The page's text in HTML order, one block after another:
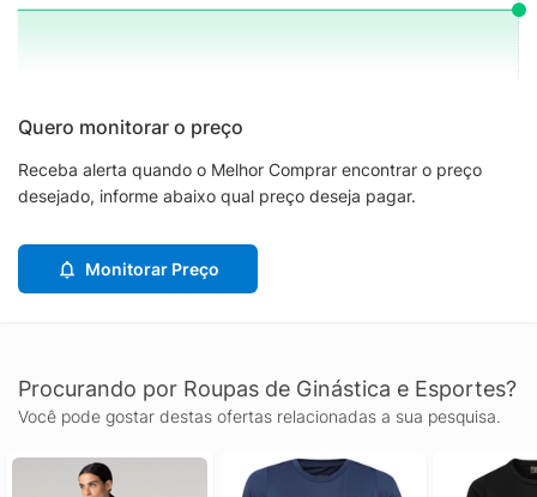
Quero monitorar o preço
Receba alerta quando o Melhor Comprar encontrar o preço
desejado, informe abaixo qual preço deseja pagar.
Monitorar Preço
Procurando por Roupas de Ginástica e Esportes?
Você pode gostar destas ofertas relacionadas a sua pesquisa.